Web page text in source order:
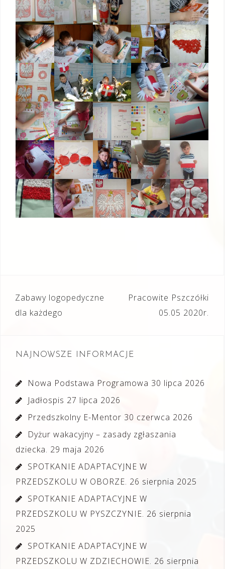
Nawigacja
wpisu
Zabawy logopedyczne
dla każdego
Pracowite Pszczółki
05.05 2020r.
NAJNOWSZE INFORMACJE
Nowa Podstawa Programowa 30 lipca 2026
Jadłospis 27 lipca 2026
Przedszkolny E-Mentor 30 czerwca 2026
Dyżur wakacyjny – zasady zgłaszania
dziecka. 29 maja 2026
SPOTKANIE ADAPTACYJNE W
PRZEDSZKOLU W OBORZE. 26 sierpnia 2025
SPOTKANIE ADAPTACYJNE W
PRZEDSZKOLU W PYSZCZYNIE. 26 sierpnia
2025
SPOTKANIE ADAPTACYJNE W
PRZEDSZKOLU W ZDZIECHOWIE. 26 sierpnia